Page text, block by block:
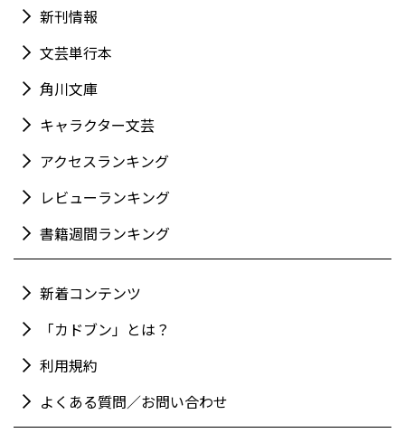
新刊情報
文芸単行本
角川文庫
キャラクター文芸
アクセスランキング
レビューランキング
書籍週間ランキング
新着コンテンツ
「カドブン」とは？
利用規約
よくある質問／お問い合わせ